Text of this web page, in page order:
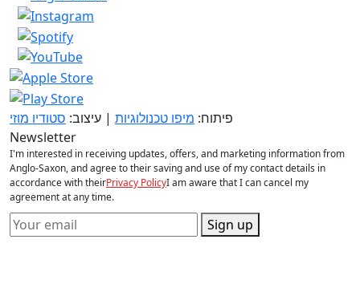
פיתוח: מיפו טכנולוגיות | עיצוב: סטודיו מוזי
Newsletter
I'm interested in receiving updates, offers, and marketing information from
Anglo-Saxon, and agree to their saving and use of my contact details in
accordance with theirPrivacy PolicyI am aware that I can cancel my
agreement at any time.
Sign up